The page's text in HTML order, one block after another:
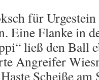
für
Eine Flanke in
ließ den Ball
Angreifer
Scheiße am